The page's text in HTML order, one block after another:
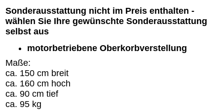
Sonderausstattung nicht im Preis enthalten -
wählen Sie Ihre gewünschte Sonderausstattung
selbst aus
motorbetriebene Oberkorbverstellung
Maße:
ca. 150 cm breit
ca. 160 cm hoch
ca. 90 cm tief
ca. 95 kg